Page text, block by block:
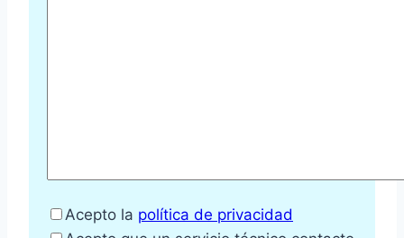
Acepto la política de privacidad